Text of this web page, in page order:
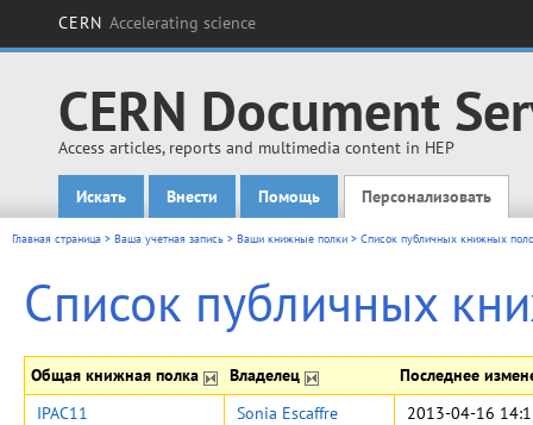
CERN Accelerating science
CERN Document
Access articles, reports and multimedia content in HEP
Main menu
Искать Внести Помощь Персонализовать
Главная страница > Ваша учетная запись > Ваши книжные полки > Список публичных книжных
Список публичных
Общая книжная полка Владелец Последнее
IPAC11 Sonia Escaffre
2013-04-16